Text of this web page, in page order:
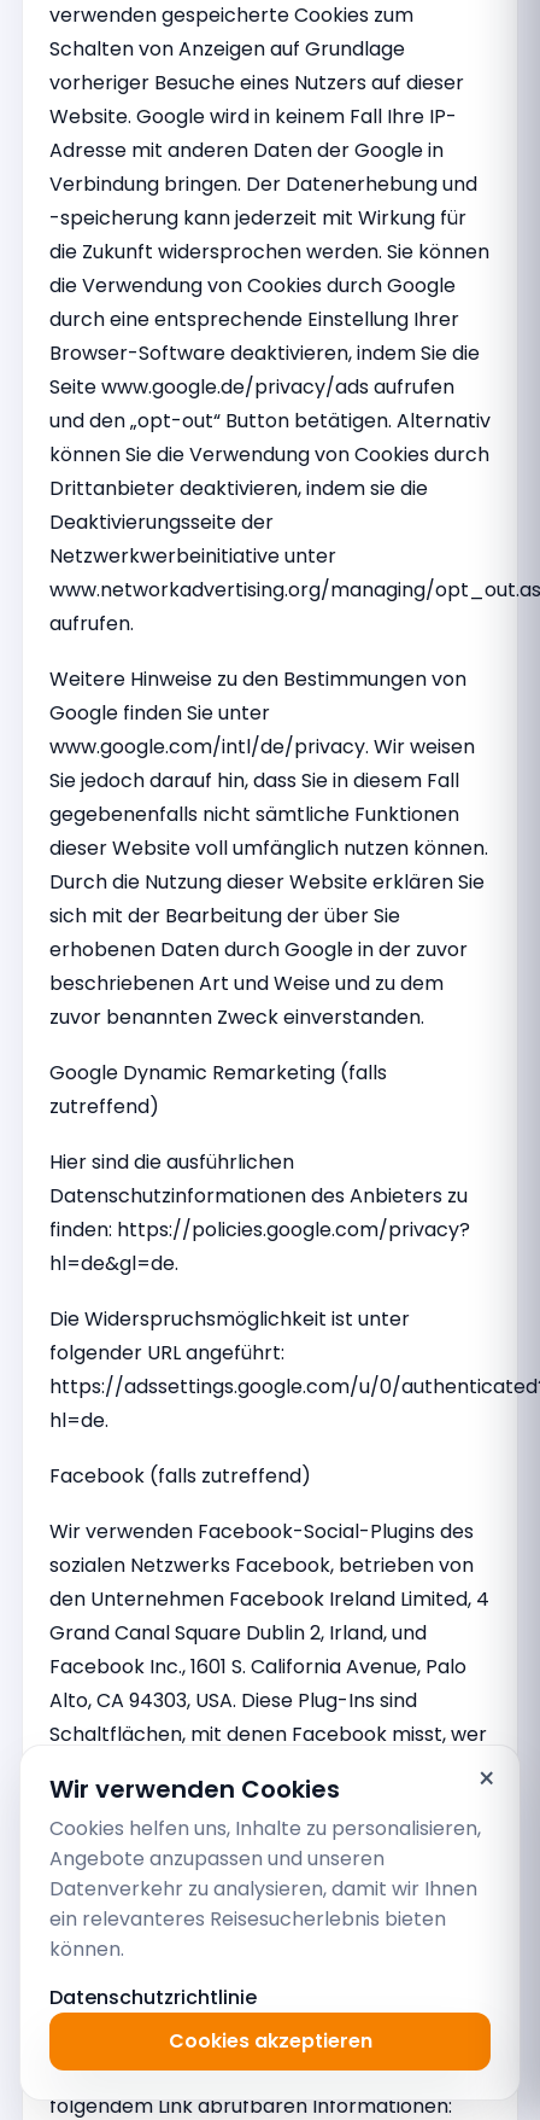
verwenden gespeicherte Cookies zum
Schalten von Anzeigen auf Grundlage
vorheriger Besuche eines Nutzers auf dieser
Website. Google wird in keinem Fall Ihre IP-
Adresse mit anderen Daten der Google in
Verbindung bringen. Der Datenerhebung und
-speicherung kann jederzeit mit Wirkung für
die Zukunft widersprochen werden. Sie können
die Verwendung von Cookies durch Google
durch eine entsprechende Einstellung Ihrer
Browser-Software deaktivieren, indem Sie die
Seite www.google.de/privacy/ads aufrufen
und den „opt-out“ Button betätigen. Alternativ
können Sie die Verwendung von Cookies durch
Drittanbieter deaktivieren, indem sie die
Deaktivierungsseite der
Netzwerkwerbeinitiative unter
www.networkadvertising.org/managing/
aufrufen.
Weitere Hinweise zu den Bestimmungen von
Google finden Sie unter
www.google.com/intl/de/privacy. Wir weisen
Sie jedoch darauf hin, dass Sie in diesem Fall
gegebenenfalls nicht sämtliche Funktionen
dieser Website voll umfänglich nutzen können.
Durch die Nutzung dieser Website erklären Sie
sich mit der Bearbeitung der über Sie
erhobenen Daten durch Google in der zuvor
beschriebenen Art und Weise und zu dem
zuvor benannten Zweck einverstanden.
Google Dynamic Remarketing (falls
zutreffend)
Hier sind die ausführlichen
Datenschutzinformationen des Anbieters zu
finden: https://policies.google.com/privacy?
hl=de&gl=de.
Die Widerspruchsmöglichkeit ist unter
folgender URL angeführt:
https://adssettings.google.com/u/0/
hl=de.
Facebook (falls zutreffend)
Wir verwenden Facebook-Social-Plugins des
sozialen Netzwerks Facebook, betrieben von
den Unternehmen Facebook Ireland Limited, 4
Grand Canal Square Dublin 2, Irland, und
Facebook Inc., 1601 S. California Avenue, Palo
Alto, CA 94303, USA. Diese Plug-Ins sind
Schaltflächen, mit denen Facebook misst, wer
zugleich bei Facebook als Nutzer registriert
und eingeloggt, werden darüber hinaus
weitere Informationen von Facebook
gespeichert. Facebook erhält aus
technischen Gründen Ihre IP-Adresse. Auf die
haben wir keinen Einfluss. Wir verweisen
diesbezüglich auf die Datenschutzerklärungen
von Facebook, insbesondere die unter
folgendem Link abrufbaren Informationen:
×
Wir verwenden Cookies
Cookies helfen uns, Inhalte zu personalisieren,
Angebote anzupassen und unseren
Datenverkehr zu analysieren, damit wir Ihnen
ein relevanteres Reisesucherlebnis bieten
können.
Datenschutzrichtlinie
Cookies akzeptieren